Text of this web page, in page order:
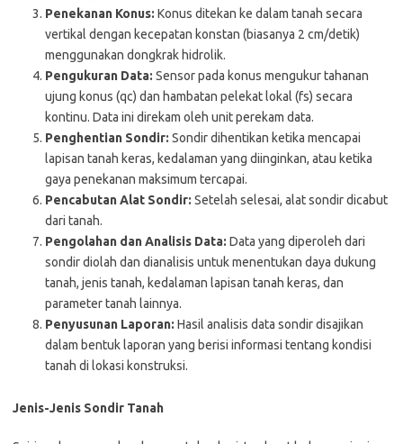
Penekanan Konus: Konus ditekan ke dalam tanah secara
vertikal dengan kecepatan konstan (biasanya 2 cm/detik)
menggunakan dongkrak hidrolik.
Pengukuran Data: Sensor pada konus mengukur tahanan
ujung konus (qc) dan hambatan pelekat lokal (fs) secara
kontinu. Data ini direkam oleh unit perekam data.
Penghentian Sondir: Sondir dihentikan ketika mencapai
lapisan tanah keras, kedalaman yang diinginkan, atau ketika
gaya penekanan maksimum tercapai.
Pencabutan Alat Sondir: Setelah selesai, alat sondir dicabut
dari tanah.
Pengolahan dan Analisis Data: Data yang diperoleh dari
sondir diolah dan dianalisis untuk menentukan daya dukung
tanah, jenis tanah, kedalaman lapisan tanah keras, dan
parameter tanah lainnya.
Penyusunan Laporan: Hasil analisis data sondir disajikan
dalam bentuk laporan yang berisi informasi tentang kondisi
tanah di lokasi konstruksi.
Jenis-Jenis Sondir Tanah